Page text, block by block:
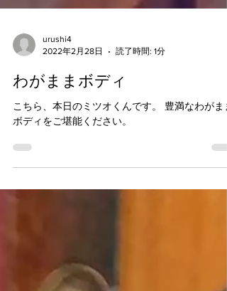
2022年2月28日
わがままボディ
こちら、本日のミツオくんです。 豊満なわがま
ボディをご堪能ください。